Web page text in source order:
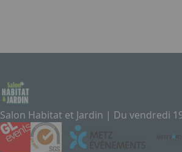
Salon Habitat et Jardin | Du vendredi